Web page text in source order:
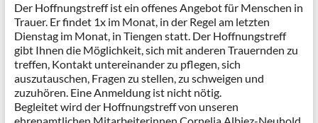
Der Hoffnungstreff ist ein offenes Angebot für Menschen in
Trauer. Er findet 1x im Monat, in der Regel am letzten
Dienstag im Monat, in Tiengen statt. Der Hoffnungstreff
gibt Ihnen die Möglichkeit, sich mit anderen Trauernden zu
treffen, Kontakt untereinander zu pflegen, sich
auszutauschen, Fragen zu stellen, zu schweigen und
zuzuhören. Eine Anmeldung ist nicht nötig.
Begleitet wird der Hoffnungstreff von unseren